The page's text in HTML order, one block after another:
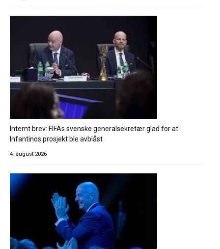
Internt brev: FIFAs svenske generalsekretær glad for at
Infantinos prosjekt ble avblåst
4. august 2026